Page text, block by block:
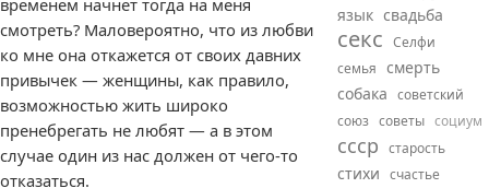
временем начнет тогда на меня
смотреть? Маловероятно, что из любви
ко мне она откажется от своих давних
привычек — женщины, как правило,
возможностью жить широко
пренебрегать не любят — а в этом
случае один из нас должен от чего-то
отказаться.
язык свадьба
секс Селфи
семья смерть
собака советский
союз советы социум
ссср старость
стихи счастье